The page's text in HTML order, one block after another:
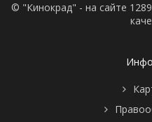
© "Кинокрад" - на сайте